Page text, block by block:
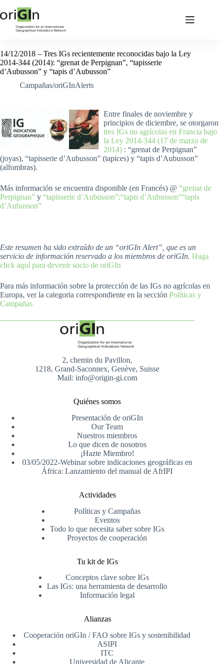
14/12/2018 – Tres IGs recientemente reconocidas bajo la Ley
2014-344 (2014): “grenat de Perpignan”, “tapisserie
d’Aubusson” y “tapis d’Aubusson”
Campañas/oriGInAlerts
Entre finales de noviembre y
principios de diciembre, se otorgaron
tres IGs no agrícolas en Francia bajo
la Ley 2014-344 (17 de marzo de
2014) : “grenat de Perpignan”
(joyas), “tapisserie d’Aubusson” (tapices) y “tapis d’Aubusson”
(alfombras).
Más información se encuentra disponible (en Francés) @ “grenat de
Perpignan” y “tapisserie d’Aubusson”;“tapis d’Aubusson”“tapis
d’Aubusson”
Este resumen ha sido extraído de un “oriGIn Alert”, que es un
servicio de información reservado a los miembros de oriGIn. Haga
click aquí para devenir socio de oriGIn
Para más información sobre la protección de las IGs no agrícolas en
Europa, ver la categoria correspondiente en la sección Políticas y
Campañas
2, chemin du Pavillon,
1218, Grand-Saconnex, Genève, Suisse
Mail: info@origin-gi.com
Quiénes somos
Presentación de oriGIn
Our Team
Nuestros miembros
Lo que dicen de nosotros
¡Hazte Miembro!
03/05/2022-Webinar sobre indicaciones geográficas en
África: Lanzamiento del manual de AfrIPI
Actividades
Políticas y Campañas
Eventos
Todo lo que necesita saber sobre IGs
Proyectos de cooperación
Tu kit de IGs
Conceptos clave sobre IGs
Las IGs: una herramienta de desarrollo
Información legal
Alianzas
Cooperación oriGIn / FAO sobre IGs y sostenibilidad
ASIPI
ITC
Universidad de Alicante